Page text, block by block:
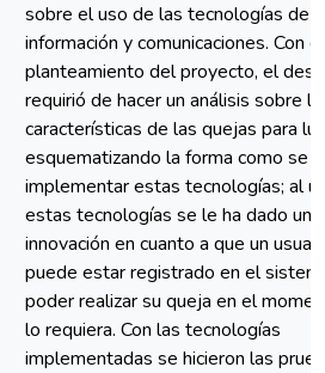
sobre el uso de las tecnologías de
información y comunicaciones. Con el
planteamiento del proyecto, el
requirió de hacer un análisis sobre
características de las quejas para
esquematizando la forma como se
implementar estas tecnologías; al
estas tecnologías se le ha dado una
innovación en cuanto a que un
puede estar registrado en el
poder realizar su queja en el
lo requiera. Con las tecnologías
implementadas se hicieron las